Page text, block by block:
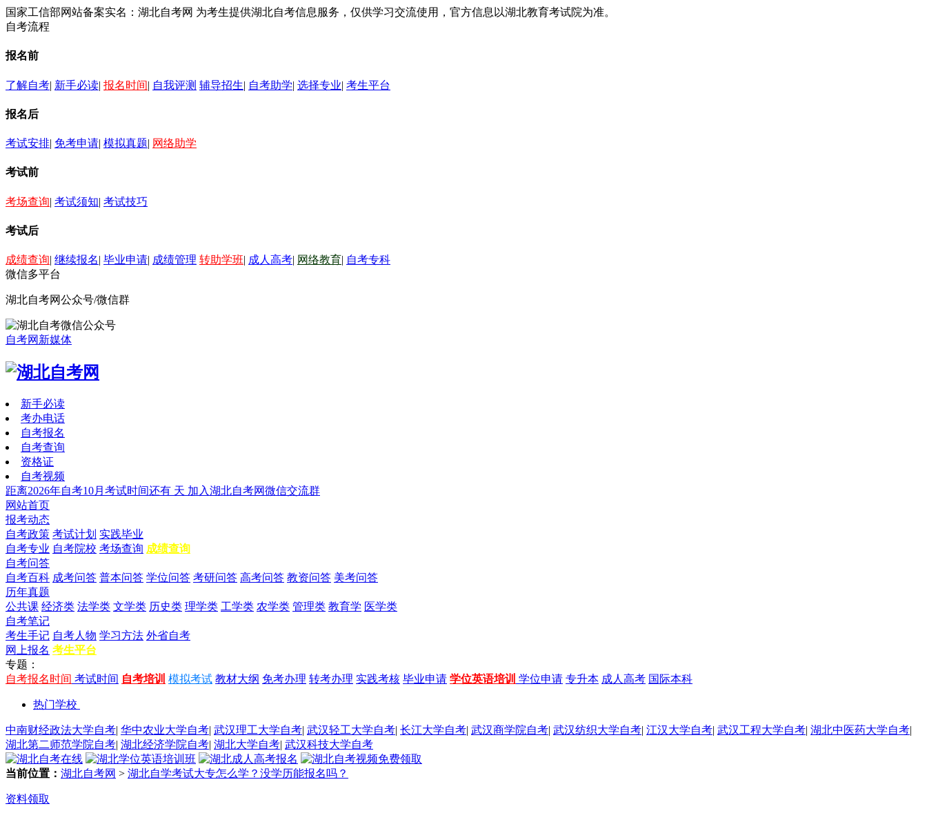
国家工信部网站备案实名：湖北自考网 为考生提供湖北自考信息服务，仅供学习交流使用，官方信息以湖北教育考试院为准。
自考流程
报名前
了解自考| 新手必读| 报名时间| 自我评测 辅导招生| 自考助学| 选择专业| 考生平台
报名后
考试安排| 免考申请| 模拟真题| 网络助学
考试前
考场查询| 考试须知| 考试技巧
考试后
成绩查询| 继续报名| 毕业申请| 成绩管理 转助学班| 成人高考| 网络教育| 自考专科
微信多平台
湖北自考网公众号/微信群
自考网新媒体
新手必读
考办电话
自考报名
自考查询
资格证
自考视频
距离2026年自考10月考试时间还有 天 加入湖北自考网微信交流群
网站首页
报考动态
自考政策 考试计划 实践毕业
自考专业 自考院校 考场查询 成绩查询
自考问答
自考百科 成考问答 普本问答 学位问答 考研问答 高考问答 教资问答 美考问答
历年真题
公共课 经济类 法学类 文学类 历史类 理学类 工学类 农学类 管理类 教育学 医学类
自考笔记
考生手记 自考人物 学习方法 外省自考
网上报名 考生平台
专题：
自考报名时间 考试时间 自考培训 模拟考试 教材大纲 免考办理 转考办理 实践考核 毕业申请 学位英语培训 学位申请 专升本 成人高考 国际本科
热门学校
中南财经政法大学自考| 华中农业大学自考| 武汉理工大学自考| 武汉轻工大学自考| 长江大学自考| 武汉商学院自考| 武汉纺织大学自考| 江汉大学自考| 武汉工程大学自考| 湖北中医药大学自考|
湖北第二师范学院自考| 湖北经济学院自考| 湖北大学自考| 武汉科技大学自考
当前位置： 湖北自考网 > 湖北自学考试大专怎么学？没学历能报名吗？
资料领取